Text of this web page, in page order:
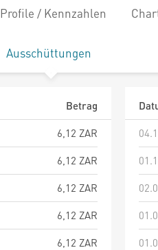
Profile / Kennzahlen
Ausschüttungen
Betrag
6,12 ZAR
6,12 ZAR
6,12 ZAR
6,12 ZAR
6,12 ZAR